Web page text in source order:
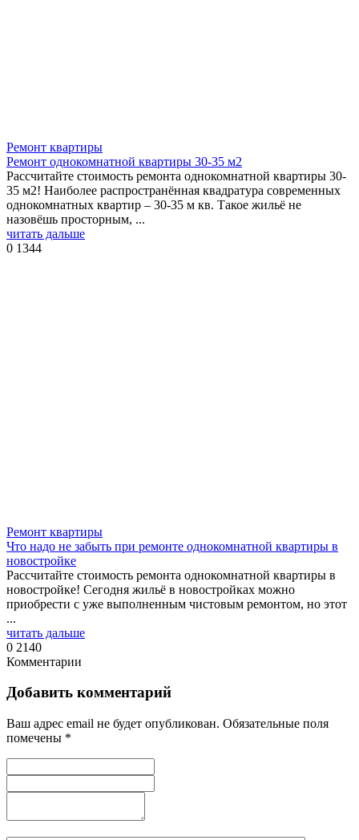
Ремонт квартиры
Ремонт однокомнатной квартиры 30-35 м2
Рассчитайте стоимость ремонта однокомнатной квартиры 30-
35 м2! Наиболее распространённая квадратура современных
однокомнатных квартир – 30-35 м кв. Такое жильё не
назовёшь просторным, ...
читать дальше
0 1344
Ремонт квартиры
Что надо не забыть при ремонте однокомнатной квартиры в
новостройке
Рассчитайте стоимость ремонта однокомнатной квартиры в
новостройке! Сегодня жильё в новостройках можно
приобрести с уже выполненным чистовым ремонтом, но этот
...
читать дальше
0 2140
Комментарии
Добавить комментарий
Ваш адрес email не будет опубликован. Обязательные поля
помечены *